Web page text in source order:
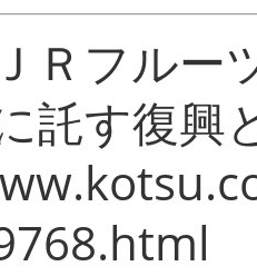
フルー
託す復興